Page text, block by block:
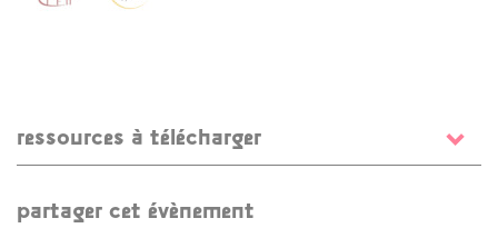
ressources à télécharger
partager cet évènement